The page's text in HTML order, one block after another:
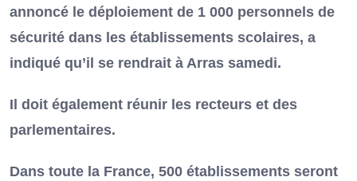
annoncé le déploiement de 1 000 personnels de
sécurité dans les établissements scolaires, a
indiqué qu’il se rendrait à Arras samedi.
Il doit également réunir les recteurs et des
parlementaires.
Dans toute la France, 500 établissements seront